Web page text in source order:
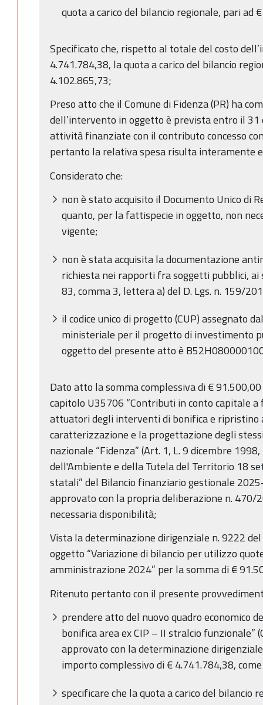
quota a carico del bilancio regionale, pari ad
Specificato che, rispetto al totale del costo
4.741.784,38, la quota a carico del bilancio
4.102.865,73;
Preso atto che il Comune di Fidenza (PR) ha
dell’intervento in oggetto è prevista entro il 31
attività finanziate con il contributo concesso
pertanto la relativa spesa risulta interamente
Considerato che:
non è stato acquisito il Documento Unico di
quanto, per la fattispecie in oggetto, non
vigente;
non è stata acquisita la documentazione
richiesta nei rapporti fra soggetti pubblici, ai
83, comma 3, lettera a) del D. Lgs. n. 159/
il codice unico di progetto (CUP) assegnato
ministeriale per il progetto di investimento
oggetto del presente atto è
Dato atto la somma complessiva di €
capitolo U35706 “Contributi in conto capitale
attuatori degli interventi di bonifica e ripristino
caratterizzazione e la progettazione degli
nazionale “Fidenza” (Art. 1, L. 9 dicembre
dell'Ambiente e della Tutela del Territorio 18
statali” del Bilancio finanziario gestionale
approvato con la propria deliberazione n. 470/
necessaria disponibilità;
Vista la determinazione dirigenziale n. 9222
oggetto “Variazione di bilancio per utilizzo
amministrazione 2024” per la somma di €
Ritenuto pertanto con il presente
prendere atto del nuovo quadro economico
bonifica area ex CIP – II stralcio funzionale”
approvato con la determinazione
importo complessivo di € 4.741.784,38, come
specificare che la quota a carico del bilancio